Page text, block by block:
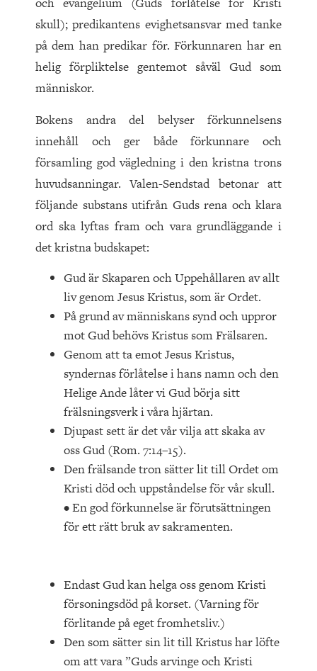
skull); predikantens evighetsansvar med tanke
på dem han predikar för. Förkunnaren har en
helig förpliktelse gentemot såväl Gud som
människor.
Bokens andra del belyser förkunnelsens
innehåll och ger både förkunnare och
församling god vägledning i den kristna trons
huvudsanningar. Valen-Sendstad betonar att
följande substans utifrån Guds rena och klara
ord ska lyftas fram och vara grundläggande i
det kristna budskapet:
Gud är Skaparen och Uppehållaren av allt
liv genom Jesus Kristus, som är Ordet.
På grund av människans synd och uppror
mot Gud behövs Kristus som Frälsaren.
Genom att ta emot Jesus Kristus,
syndernas förlåtelse i hans namn och den
Helige Ande låter vi Gud börja sitt
frälsningsverk i våra hjärtan.
Djupast sett är det vår vilja att skaka av
oss Gud (Rom. 7:14–15).
Den frälsande tron sätter lit till Ordet om
Kristi död och uppståndelse för vår skull.
• En god förkunnelse är förutsättningen
för ett rätt bruk av sakramenten.
Endast Gud kan helga oss genom Kristi
försoningsdöd på korset. (Varning för
förlitande på eget fromhetsliv.)
Den som sätter sin lit till Kristus har löfte
om att vara ”Guds arvinge och Kristi